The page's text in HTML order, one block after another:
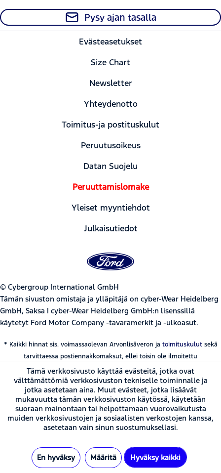
Pysy ajan tasalla
Evästeasetukset
Size Chart
Newsletter
Yhteydenotto
Toimitus-ja postituskulut
Peruutusoikeus
Datan Suojelu
Peruuttamislomake
Yleiset myyntiehdot
Julkaisutiedot
© Cybergroup International GmbH
Tämän sivuston omistaja ja ylläpitäjä on cyber-Wear Heidelberg
GmbH, Saksa | cyber-Wear Heidelberg GmbH:n lisenssillä
käytetyt Ford Motor Company -tavaramerkit ja -ulkoasut.
* Kaikki hinnat sis. voimassaolevan Arvonlisäveron ja toimituskulutsekä
tarvittaessa postiennakkomaksut, ellei toisin ole ilmoitettu
Tämä verkkosivusto käyttää evästeitä, jotka ovat
välttämättömiä verkkosivuston tekniselle toiminnalle ja
jotka asetetaan aina. Muut evästeet, jotka lisäävät
mukavuutta tämän verkkosivuston käytössä, käytetään
suoraan mainontaan tai helpottamaan vuorovaikutusta
muiden verkkosivustojen ja sosiaalisten verkostojen kanssa,
asetetaan vain sinun suostumuksellasi.
En hyväksy Määritä Hyväksy kaikki